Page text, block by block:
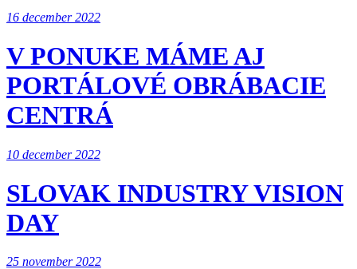
16 december 2022
V PONUKE MÁME AJ
PORTÁLOVÉ OBRÁBACIE
CENTRÁ
10 december 2022
SLOVAK INDUSTRY VISION
DAY
25 november 2022